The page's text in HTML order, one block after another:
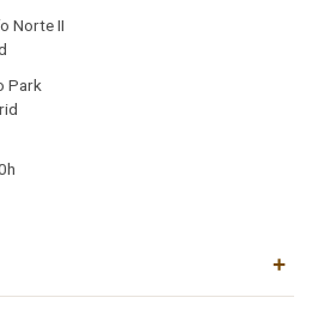
Norte II
Park
+